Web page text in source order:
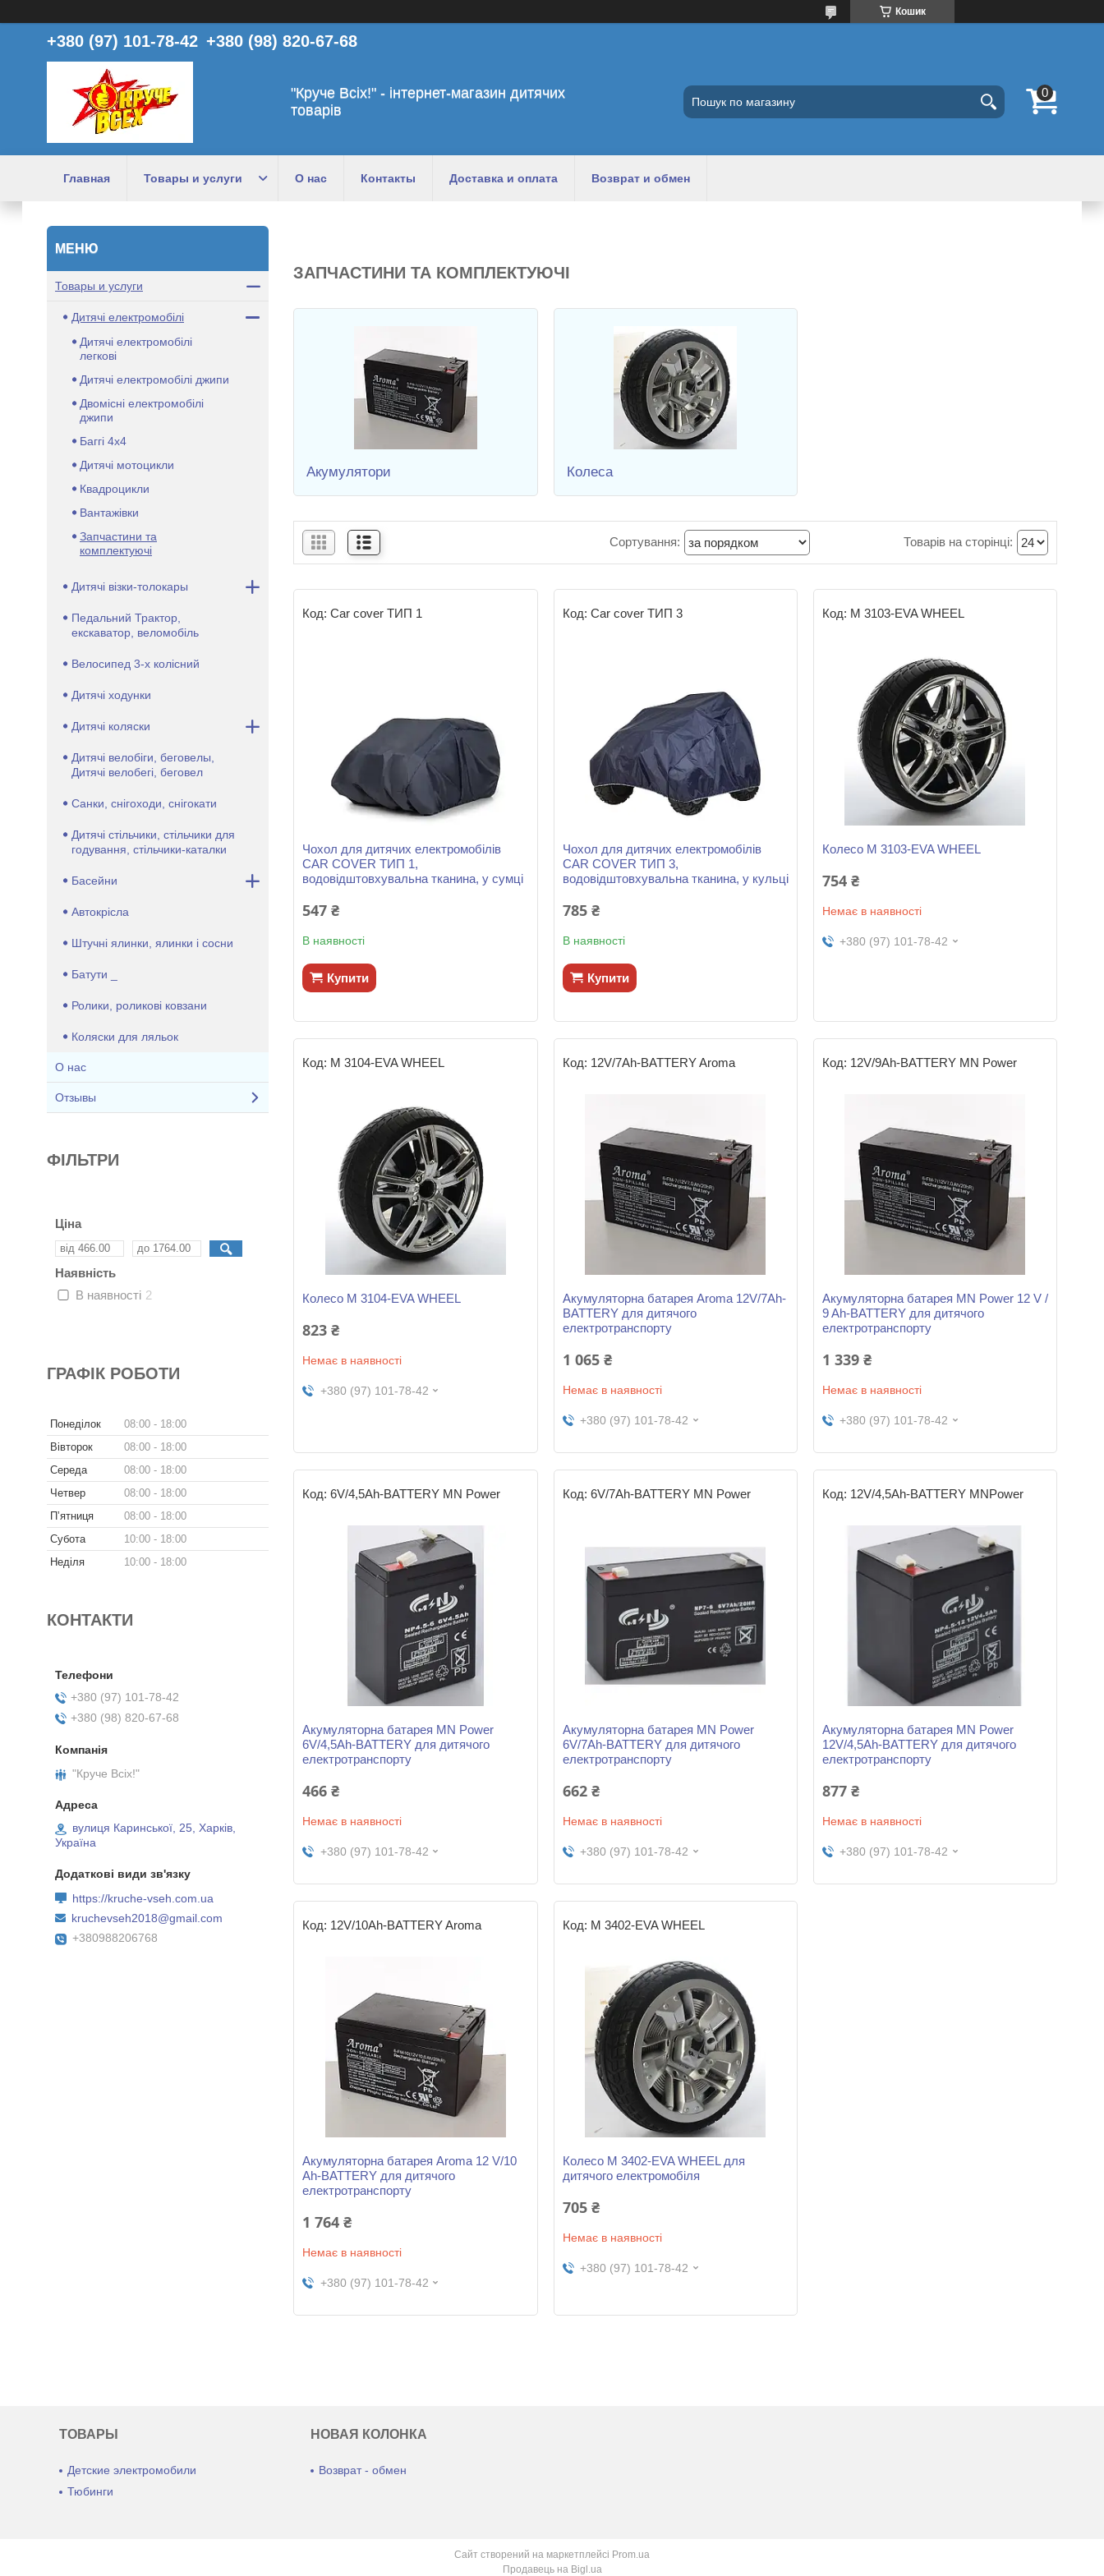
Кошик
+380 (97) 101-78-42 +380 (98) 820-67-68
"Круче Всіх!" - інтернет-магазин дитячих
товарів
Главная Товары и услуги О нас Контакты Доставка и оплата Возврат и обмен
ЗАПЧАСТИНИ ТА КОМПЛЕКТУЮЧІ
Акумулятори Колеса
Car cover ТИП 1
Чохол для дитячих електромобілів
CAR COVER ТИП 1,
водовідштовхувальна тканина, у сумці
547 ₴
В наявності
Купити
Car cover ТИП 3
Чохол для дитячих електромобілів
CAR COVER ТИП 3,
водовідштовхувальна тканина, у кульці
785 ₴
В наявності
Купити
M 3103-EVA WHEEL
Колесо M 3103-EVA WHEEL
754 ₴
Немає в наявності
+380 (97) 101-78-42
M 3104-EVA WHEEL
Колесо M 3104-EVA WHEEL
823 ₴
Немає в наявності
+380 (97) 101-78-42
12V/7Ah-BATTERY Aroma
Акумуляторна батарея Aroma 12V/7Ah-
BATTERY для дитячого
електротранспорту
1 065 ₴
Немає в наявності
+380 (97) 101-78-42
12V/9Ah-BATTERY MN Power
Акумуляторна батарея MN Power 12 V /
9 Ah-BATTERY для дитячого
електротранспорту
1 339 ₴
Немає в наявності
+380 (97) 101-78-42
6V/4,5Ah-BATTERY MN Power
Акумуляторна батарея MN Power
6V/4,5Ah-BATTERY для дитячого
електротранспорту
466 ₴
Немає в наявності
+380 (97) 101-78-42
6V/7Ah-BATTERY MN Power
Акумуляторна батарея MN Power
6V/7Ah-BATTERY для дитячого
електротранспорту
662 ₴
Немає в наявності
+380 (97) 101-78-42
12V/4,5Ah-BATTERY MNPower
Акумуляторна батарея MN Power
12V/4,5Ah-BATTERY для дитячого
електротранспорту
877 ₴
Немає в наявності
+380 (97) 101-78-42
12V/10Ah-BATTERY Aroma
Акумуляторна батарея Aroma 12 V/10
Ah-BATTERY для дитячого
електротранспорту
1 764 ₴
Немає в наявності
+380 (97) 101-78-42
M 3402-EVA WHEEL
Колесо M 3402-EVA WHEEL для
дитячого електромобіля
705 ₴
Немає в наявності
+380 (97) 101-78-42
Товары и услуги
Дитячі електромобілі
Дитячі електромобілі
легкові
Дитячі електромобілі джипи
Двомісні електромобілі
джипи
Баггі 4х4
Дитячі мотоцикли
Квадроцикли
Вантажівки
Запчастини та
комплектуючі
Дитячі візки-толокары
Педальний Трактор,
екскаватор, веломобіль
Велосипед 3-х колісний
Дитячі ходунки
Дитячі коляски
Дитячі велобіги, беговелы,
Дитячі велобегі, беговел
Санки, снігоходи, снігокати
Дитячі стільчики, стільчики для
годування, стільчики-каталки
Басейни
Автокрісла
Штучні ялинки, ялинки і сосни
Батути _
Ролики, роликові ковзани
Коляски для ляльок
О нас
Отзывы
ФІЛЬТРИ
Ціна
Наявність
В наявності 2
ГРАФІК РОБОТИ
Понеділок 08:00
18:00
Вівторок
08:00
18:00
Середа
08:00
18:00
Четвер
08:00
18:00
Пʼятниця
08:00
18:00
Субота
10:00
18:00
Неділя
10:00 18:00
КОНТАКТИ
+380 (97) 101-78-42
+380 (98) 820-67-68
"Круче Всіх!"
вулиця Каринської, 25, Харків,
Україна
https://kruche-vseh.com.ua
kruchevseh2018@gmail.com
+380988206768
ТОВАРЫ
Детские электромобили
Тюбинги
НОВАЯ КОЛОНКА
Возврат - обмен
Сайт створений на маркетплейсі Prom.ua
Продавець на Bigl.ua